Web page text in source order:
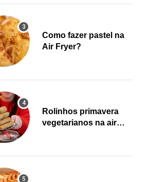
Como fazer pastel na
Air Fryer?
Rolinhos primavera
vegetarianos na air